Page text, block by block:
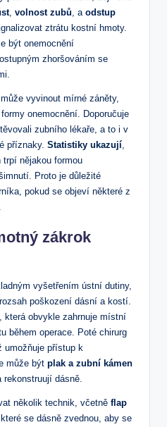
, volnost zubů , a odstup
ztrátu kostní hmoty.
být onemocnění
zhoršováním se
vyvinout mírné záněty,
onemocnění. Doporučuje
zubního lékaře, a to i v
příznaky. Statistiky ukazují
nějakou formou
Proto je důležité
pokud se objeví některé z
zákrok
vyšetřením ústní dutiny,
poškození dásní a kostí.
která obvykle zahrnuje místní
během operace. Poté chirurg
umožňuje přístup k
může být plak a zubní kámen
dásně.
několik technik, včetně flap
které se dásně zvednou, aby se